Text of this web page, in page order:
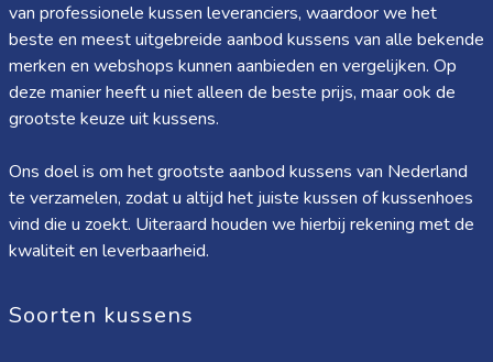
van professionele kussen leveranciers, waardoor we het
beste en meest uitgebreide aanbod kussens van alle bekende
merken en webshops kunnen aanbieden en vergelijken. Op
deze manier heeft u niet alleen de beste prijs, maar ook de
grootste keuze uit kussens.
Ons doel is om het grootste aanbod kussens van Nederland
te verzamelen, zodat u altijd het juiste kussen of kussenhoes
vind die u zoekt. Uiteraard houden we hierbij rekening met de
kwaliteit en leverbaarheid.
Soorten kussens